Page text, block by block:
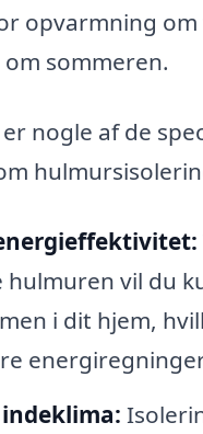
opvarmning
sommeren.
nogle af de
hulmuren vil du
i dit hjem,